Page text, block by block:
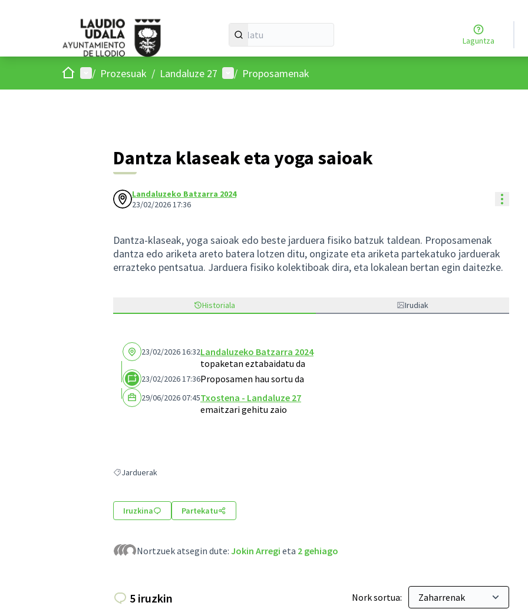
Laguntza
HasieraMenu nagusia
/ Prozesuak / Landaluze 27 Parte-hartzailearen menua
/ Proposamenak
Dantza klaseak eta yoga saioak
Landaluzeko Batzarra 2024
23/02/2026 17:36
Dantza-klaseak, yoga saioak edo beste jarduera fisiko batzuk taldean. Proposamenak
dantza edo ariketa areto batera lotzen ditu, ongizate eta ariketa partekatuko jarduerak
errazteko pentsatua. Jarduera fisiko kolektiboak dira, eta lokalean bertan egin daitezke.
Historiala Irudiak
23/02/2026 16:32Landaluzeko Batzarra 2024
topaketan eztabaidatu da
23/02/2026 17:36Proposamen hau sortu da
29/06/2026 07:45Txostena - Landaluze 27
emaitzari gehitu zaio
Jarduerak hautaketaren emaitzak
Jarduerak
Iruzkina Partekatu
Nortzuek atsegin dute: Jokin Arregi eta 2 gehiago
5 iruzkin Nork sortua: